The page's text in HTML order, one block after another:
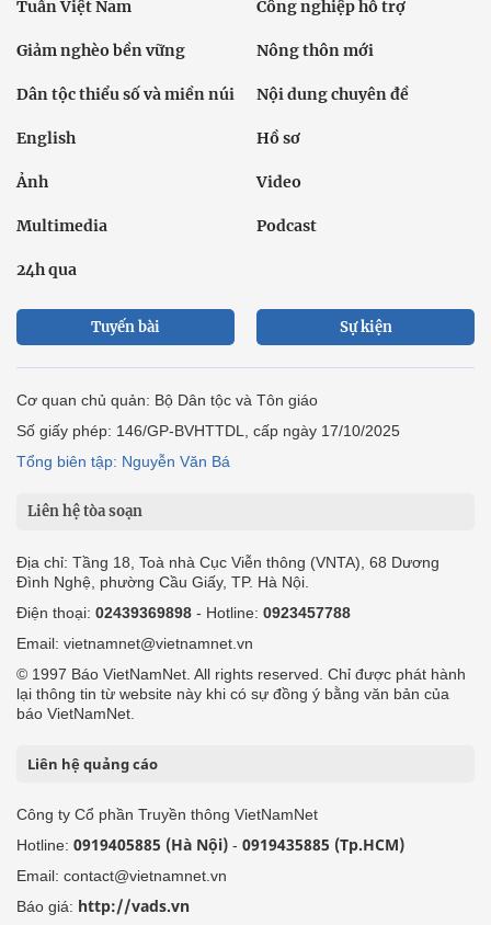
Tuần Việt Nam Công nghiệp hỗ trợ
Giảm nghèo bền vững Nông thôn mới
Dân tộc thiểu số và miền núi Nội dung chuyên đề
English Hồ sơ
Ảnh Video
Multimedia Podcast
24h qua
Tuyến bài Sự kiện
Cơ quan chủ quản: Bộ Dân tộc và Tôn giáo
Số giấy phép: 146/GP-BVHTTDL, cấp ngày 17/10/2025
Tổng biên tập: Nguyễn Văn Bá
Liên hệ tòa soạn
Địa chỉ: Tầng 18, Toà nhà Cục Viễn thông (VNTA), 68 Dương
Đình Nghệ, phường Cầu Giấy, TP. Hà Nội.
Điện thoại: 02439369898 - Hotline: 0923457788
Email: vietnamnet@vietnamnet.vn
© 1997 Báo VietNamNet. All rights reserved. Chỉ được phát hành
lại thông tin từ website này khi có sự đồng ý bằng văn bản của
báo VietNamNet.
Liên hệ quảng cáo
Công ty Cổ phần Truyền thông VietNamNet
Hotline: 0919405885 (Hà Nội) - 0919435885 (Tp.HCM)
Email: contact@vietnamnet.vn
Báo giá: http://vads.vn